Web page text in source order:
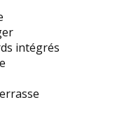
intégrés